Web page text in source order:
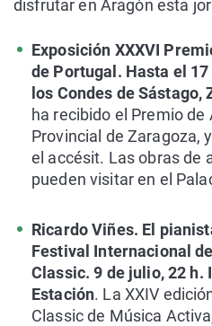
disfrutar en Aragón esta
Exposición XXXVI
de Portugal. Hasta el
los Condes de Sástago,
ha recibido el Premio
Provincial de Zaragoza,
el accésit. Las obras de
pueden visitar en el
Ricardo Viñes. El
Festival Internacional
Classic. 9 de julio, 22 h.
Estación. La XXIV
Classic de Música